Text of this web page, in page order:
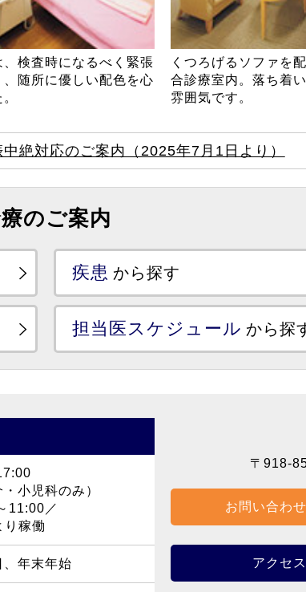
、検査時になるべく緊張
、随所に優しい配色を心
くつろげるソファを
合診療室内。落ち着
雰囲気です。
絶対応のご案内（2025年7月1日より）
のご案内
疾患 から探す
担当医スケジュール から探
小児科のみ）
11:00／
り稼働
、年末年始
〒918-
お問い合わ
アクセス